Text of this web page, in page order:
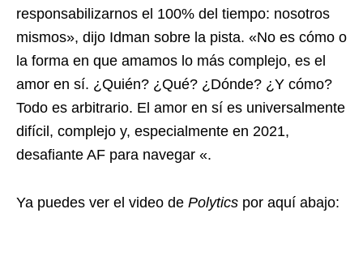
responsabilizarnos el 100% del tiempo: nosotros
mismos», dijo Idman sobre la pista. «No es cómo o
la forma en que amamos lo más complejo, es el
amor en sí. ¿Quién? ¿Qué? ¿Dónde? ¿Y cómo?
Todo es arbitrario. El amor en sí es universalmente
difícil, complejo y, especialmente en 2021,
desafiante AF para navegar «.
Ya puedes ver el video de Polytics por aquí abajo: